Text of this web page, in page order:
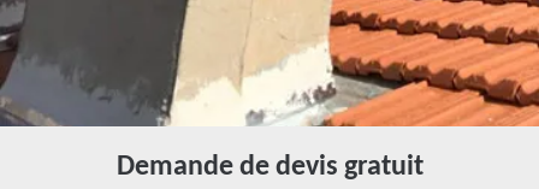
Demande de devis gratuit